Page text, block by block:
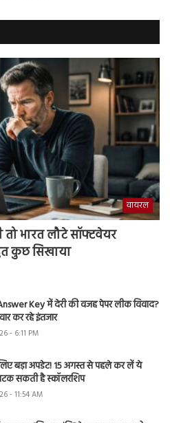
वायरल
तो भारत लौटे सॉफ्टवेयर
कुछ सिखाया
Key में देरी की वजह पेपर लीक विवाद?
कर रहे इंतजार
- 6:11 PM
लिए बड़ा अपडेट! 15 अगस्त से पहले कर लें ये
सकती है स्कॉलरशिप
- 11:54 AM